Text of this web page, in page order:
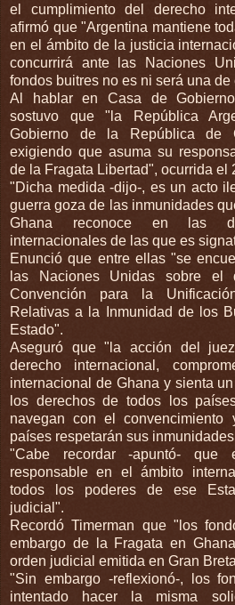
el cumplimiento del derecho
afirmó que "Argentina mantiene
en el ámbito de la justicia
concurrirá ante las Naciones
fondos buitres no es ni será una
Al hablar en Casa de
sostuvo que "la República
Gobierno de la República de
exigiendo que asuma su
de la Fragata Libertad", ocurrida el
"Dicha medida -dijo-, es un acto
guerra goza de las inmunidades
Ghana reconoce en las
internacionales de las que es
Enunció que entre ellas "se
las Naciones Unidas sobre
Convención para la
Relativas a la Inmunidad de los
Estado".
Aseguró que "la acción del
derecho internacional,
internacional de Ghana y sienta
los derechos de todos los
navegan con el
países respetarán sus
"Cabe recordar -apuntó- que
responsable en el ámbito
todos los poderes de ese
judicial".
Recordó Timerman que "los
embargo de la Fragata en
orden judicial emitida en Gran
"Sin embargo -reflexionó-, los
intentado hacer la misma